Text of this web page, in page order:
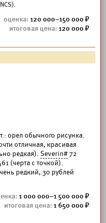
120 000–150 000
120 000
орел обычного рисунка.
отличная, красивая
редкая). Severin#72
(черта с точкой).
редкий, 30 рублей
1 000 000–1 500 000
1 650 000